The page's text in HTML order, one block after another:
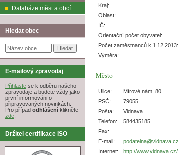
Databáze měst a obcí
Hledat obec
E-mailový zpravodaj
Přihlaste se k odběru našeho
zpravodaje a budete vždy jako
první informováni o
připravovaných novinkách.
Pro případ odhlášení klikněte
zde.
Držitel certifikace ISO
Kraj:
Oblast:
IČ:
Orientační počet obyvatel:
Počet zaměstnanců k 1.12.2013:
Výměra:
Město
Ulice:
Mírové nám. 80
PSČ:
79055
Pošta:
Vidnava
Telefon:
584435185
Fax:
E-mail:
podatelna@vidnava.cz
Internet:
http://www.vidnava.cz/